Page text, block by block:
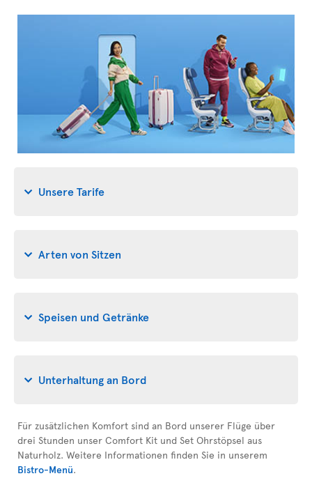
Unsere Tarife
Arten von Sitzen
Speisen und Getränke
Unterhaltung an Bord
Für zusätzlichen Komfort sind an Bord unserer Flüge über
drei Stunden unser Comfort Kit und Set Ohrstöpsel aus
Naturholz. Weitere Informationen finden Sie in unserem
Bistro-Menü.